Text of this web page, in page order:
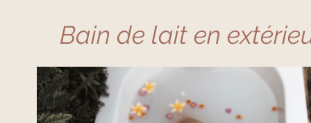
Bain de lait en